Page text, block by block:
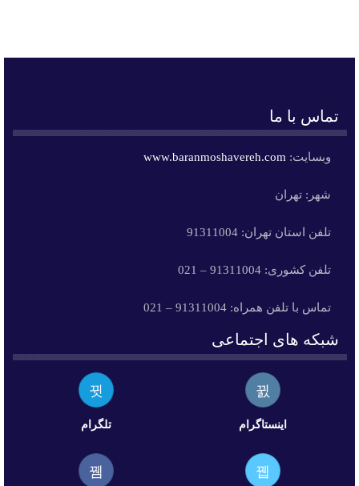
تماس با ما
وبسایت: www.baranmoshavereh.com
شهر: تهران
تلفن استان تهران: 91311004
تلفن کشوری: 91311004 – 021
تماس با تلفن همراه: 91311004 – 021
شبکه های اجتماعی
اینستاگرام تلگرام